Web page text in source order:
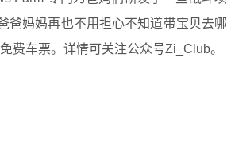
爸妈妈再也不用担心不知道带宝贝去哪
费车票。详情可关注公众号Zi_Club。